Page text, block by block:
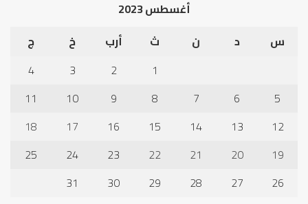
أغسطس 2023
س
د ن ث أرب خ
ج
1
2
3
4
5
6
7
8
9
10
11
12
13
14
15
16
17
18
19
20
21
22
23
24
25
26
27
28
29
30
31